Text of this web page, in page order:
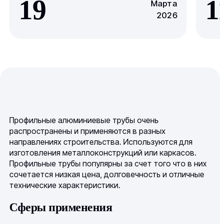
19
Марта
2026
Профильные алюминиевые трубы очень
распространены и применяются в разных
направлениях строительства. Используются для
изготовления металлоконструкций или каркасов.
Профильные трубы популярны за счет того что в них
сочетается низкая цена, долговечность и отличные
технические характеристики.
Сферы применения